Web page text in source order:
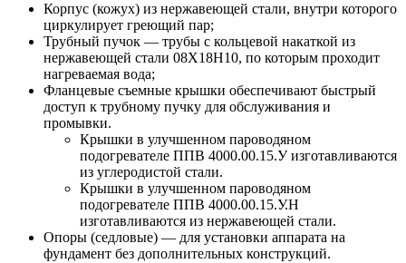
Корпус (кожух) из нержавеющей стали, внутри которого
циркулирует греющий пар;
Трубный пучок — трубы с кольцевой накаткой из
нержавеющей стали 08Х18Н10, по которым проходит
нагреваемая вода;
Фланцевые съемные крышки обеспечивают быстрый
доступ к трубному пучку для обслуживания и
промывки.
Крышки в улучшенном пароводяном
подогревателе ППВ 4000.00.15.У изготавливаются
из углеродистой стали.
Крышки в улучшенном пароводяном
подогревателе ППВ 4000.00.15.У.Н
изготавливаются из нержавеющей стали.
Опоры (седловые) — для установки аппарата на
фундамент без дополнительных конструкций.